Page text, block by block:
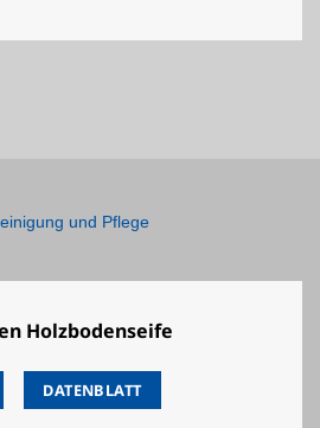
und Pflege
Holzbodenseife
DATENBLATT